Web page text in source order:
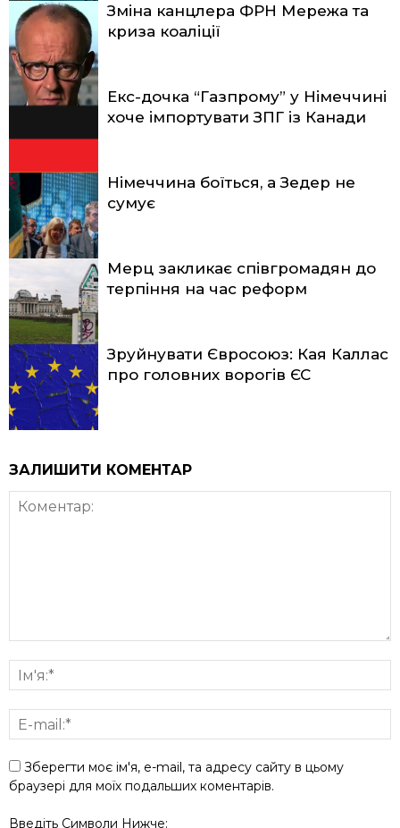
Зміна канцлера ФРН Мережа та
криза коаліції
Екс-дочка “Газпрому” у Німеччині
хоче імпортувати ЗПГ із Канади
Німеччина боїться, а Зедер не
сумує
Мерц закликає співгромадян до
терпіння на час реформ
Зруйнувати Євросоюз: Кая Каллас
про головних ворогів ЄС
ЗАЛИШИТИ КОМЕНТАР
Зберегти моє ім'я, e-mail, та адресу сайту в цьому
браузері для моїх подальших коментарів.
Введіть Символи Нижче: